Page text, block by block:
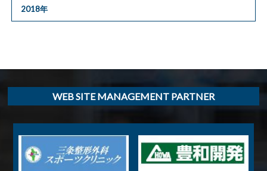
2018年
WEB SITE MANAGEMENT PARTNER